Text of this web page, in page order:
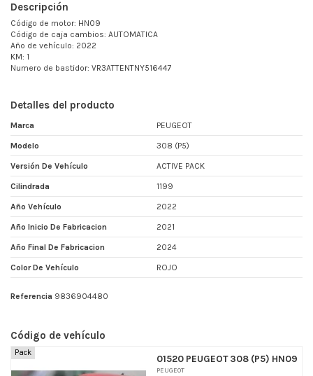
Descripción
Código de motor: HN09
Código de caja cambios: AUTOMATICA
Año de vehículo: 2022
KM: 1
Numero de bastidor: VR3ATTENTNY516447
Detalles del producto
Marca PEUGEOT
Modelo 308 (P5)
Versión De Vehículo ACTIVE PACK
Cilindrada 1199
Año Vehículo 2022
Año Inicio De Fabricacion 2021
Año Final De Fabricacion 2024
Color De Vehículo ROJO
Referencia 9836904480
Código de vehículo
Pack
01520 PEUGEOT 308 (P5) HN09
PEUGEOT